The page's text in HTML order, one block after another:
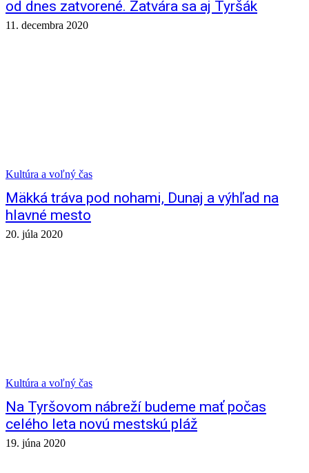
od dnes zatvorené. Zatvára sa aj Tyršák
11. decembra 2020
Kultúra a voľný čas
Mäkká tráva pod nohami, Dunaj a výhľad na
hlavné mesto
20. júla 2020
Kultúra a voľný čas
Na Tyršovom nábreží budeme mať počas
celého leta novú mestskú pláž
19. júna 2020